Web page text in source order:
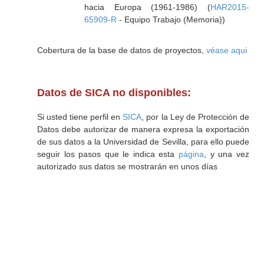
hacia Europa (1961-1986) (HAR2015-
65909-R - Equipo Trabajo (Memoria))
Cobertura de la base de datos de proyectos, véase aqui
Datos de SICA no disponibles:
Si usted tiene perfil en SICA , por la Ley de Protección de
Datos debe autorizar de manera expresa la exportación
de sus datos a la Universidad de Sevilla, para ello puede
seguir los pasos que le indica esta página , y una vez
autorizado sus datos se mostrarán en unos días